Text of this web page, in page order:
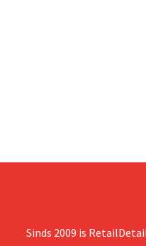
Sinds 2009 is